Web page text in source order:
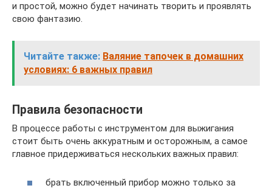
и простой, можно будет начинать творить и проявлять
свою фантазию.
Читайте также: Валяние тапочек в домашних
условиях: 6 важных правил
Правила безопасности
В процессе работы с инструментом для выжигания
стоит быть очень аккуратным и осторожным, а самое
главное придерживаться нескольких важных правил:
брать включенный прибор можно только за